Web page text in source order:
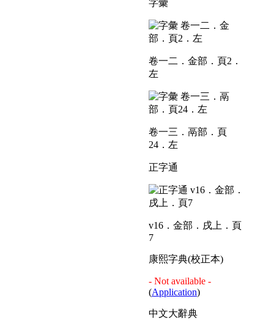
字彙
卷一二．金部．頁2．
左
卷一三．鬲部．頁
24．左
正字通
v16．金部．戌上．頁
7
康熙字典(校正本)
- Not available -
(Application)
中文大辭典